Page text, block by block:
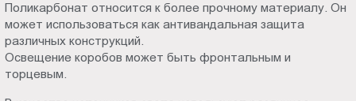
Поликарбонат относится к более прочному материалу. Он
может использоваться как антивандальная защита
различных конструкций.
Освещение коробов может быть фронтальным и
торцевым.